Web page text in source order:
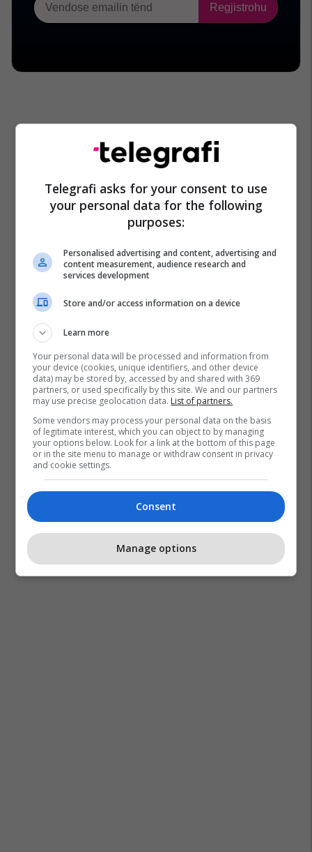
Telegrafi asks for your consent to use
your personal data for the following
purposes:
Personalised advertising and content, advertising and
content measurement, audience research and
services development
Store and/or access information on a device
Learn more
Your personal data will be processed and information from
your device (cookies, unique identifiers, and other device
data) may be stored by, accessed by and shared with 369
partners, or used specifically by this site. We and our partners
may use precise geolocation data. List of partners.
Some vendors may process your personal data on the basis
of legitimate interest, which you can object to by managing
your options below. Look for a link at the bottom of this page
or in the site menu to manage or withdraw consent in privacy
and cookie settings.
Consent
Manage options